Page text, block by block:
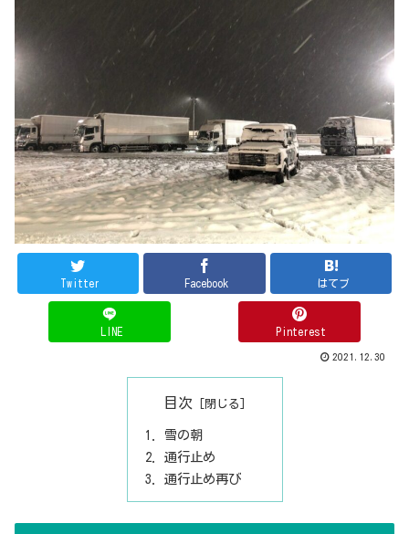
Twitter Facebook はてブ
LINE Pinterest
2021.12.30
目次
雪の朝
通行止め
通行止め再び